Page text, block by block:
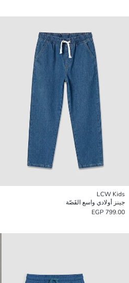
LCW Kids
جينز أولادي واسع القَصّة
799.00 EGP